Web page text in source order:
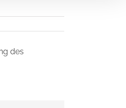
des